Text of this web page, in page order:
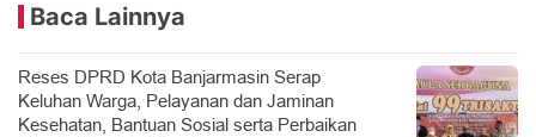
Baca Lainnya
Reses DPRD Kota Banjarmasin Serap
Keluhan Warga, Pelayanan dan Jaminan
Kesehatan, Bantuan Sosial serta Perbaikan